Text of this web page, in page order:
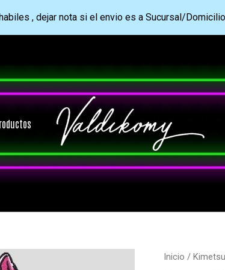
, dejar nota si el envio es a Sucursal/
Inicio /